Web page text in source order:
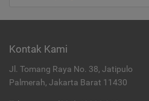
Kontak Kami
Jl. Tomang Raya No. 38, Jatipulo
Palmerah, Jakarta Barat 11430